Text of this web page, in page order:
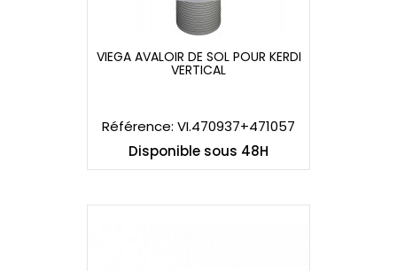
VIEGA AVALOIR DE SOL POUR KERDI
VERTICAL
Référence: VI.470937+471057
Disponible sous 48H